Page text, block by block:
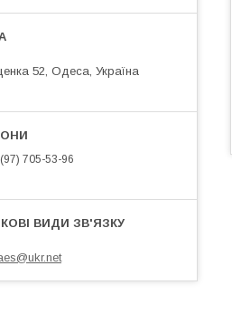
52, Одеса, Україна
705-53-96